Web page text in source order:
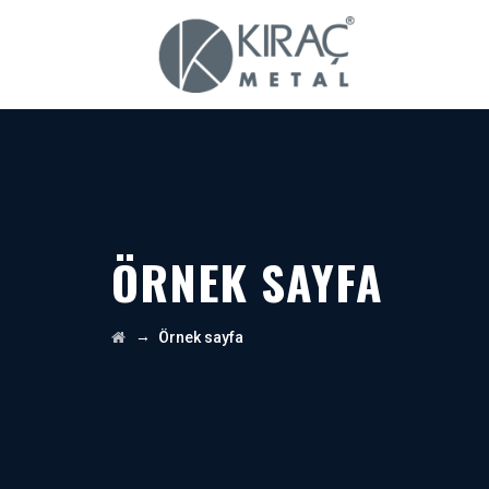
ÖRNEK SAYFA
→ Örnek sayfa